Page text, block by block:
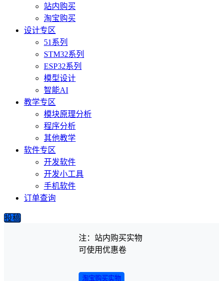
站内购买
淘宝购买
设计专区
51系列
STM32系列
ESP32系列
模型设计
智能AI
教学专区
模块原理分析
程序分析
其他教学
软件专区
开发软件
开发小工具
手机软件
订单查询
投稿
注：站内购买实物
可使用优惠卷
淘宝购买实物